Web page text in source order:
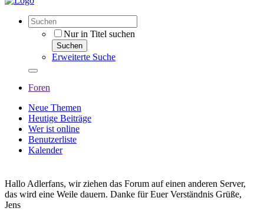
Nur in Titel suchen
Suchen
Erweiterte Suche
Foren
Neue Themen
Heutige Beiträge
Wer ist online
Benutzerliste
Kalender
Hallo Adlerfans, wir ziehen das Forum auf einen anderen Server,
das wird eine Weile dauern. Danke für Euer Verständnis Grüße,
Jens